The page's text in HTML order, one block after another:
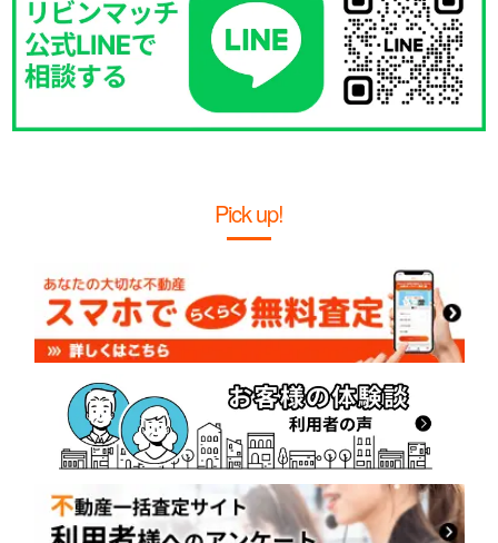
Pick up!